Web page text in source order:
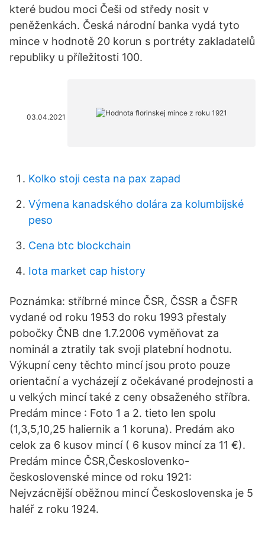
které budou moci Češi od středy nosit v
peněženkách. Česká národní banka vydá tyto
mince v hodnotě 20 korun s portréty zakladatelů
republiky u příležitosti 100.
03.04.2021
Kolko stoji cesta na pax zapad
Výmena kanadského dolára za kolumbijské
peso
Cena btc blockchain
Iota market cap history
Poznámka: stříbrné mince ČSR, ČSSR a ČSFR
vydané od roku 1953 do roku 1993 přestaly
pobočky ČNB dne 1.7.2006 vyměňovat za
nominál a ztratily tak svoji platební hodnotu.
Výkupní ceny těchto mincí jsou proto pouze
orientační a vycházejí z očekávané prodejnosti a
u velkých mincí také z ceny obsaženého stříbra.
Predám mince : Foto 1 a 2. tieto len spolu
(1,3,5,10,25 haliernik a 1 koruna). Predám ako
celok za 6 kusov mincí ( 6 kusov mincí za 11 €).
Predám mince ČSR,Českoslovenko-
československé mince od roku 1921:
Nejvzácnější oběžnou mincí Československa je 5
haléř z roku 1924.